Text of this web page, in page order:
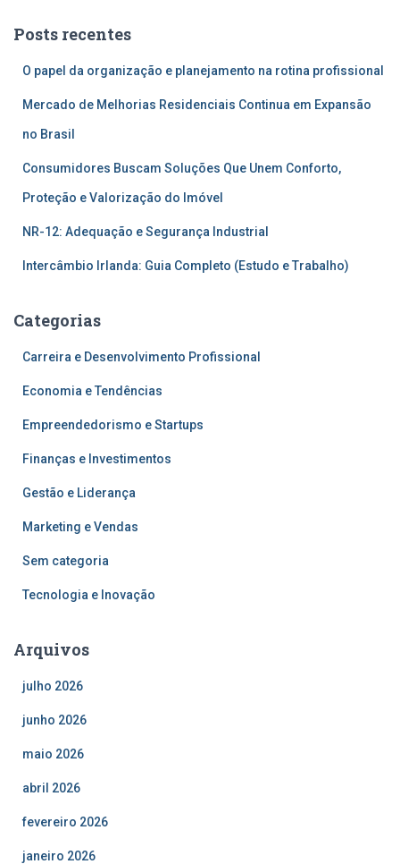
Posts recentes
O papel da organização e planejamento na rotina profissional
Mercado de Melhorias Residenciais Continua em Expansão
no Brasil
Consumidores Buscam Soluções Que Unem Conforto,
Proteção e Valorização do Imóvel
NR-12: Adequação e Segurança Industrial
Intercâmbio Irlanda: Guia Completo (Estudo e Trabalho)
Categorias
Carreira e Desenvolvimento Profissional
Economia e Tendências
Empreendedorismo e Startups
Finanças e Investimentos
Gestão e Liderança
Marketing e Vendas
Sem categoria
Tecnologia e Inovação
Arquivos
julho 2026
junho 2026
maio 2026
abril 2026
fevereiro 2026
janeiro 2026